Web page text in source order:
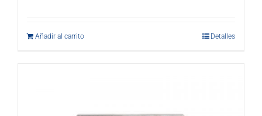
Añadir al carrito Detalles